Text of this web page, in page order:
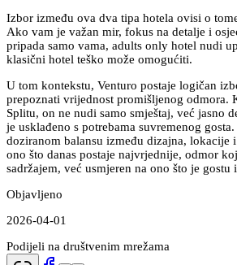
Izbor između ova dva tipa hotela ovisi o
Ako vam je važan mir, fokus na detalje i
pripada samo vama, adults only hotel nudi
klasični hotel teško može omogućiti.
U tom kontekstu, Venturo postaje logičan
prepoznati vrijednost promišljenog odmora.
Splitu, on ne nudi samo smještaj, već jasno
je usklađeno s potrebama suvremenog
doziranom balansu između dizajna, lokacije
ono što danas postaje najvrjednije, odmor
sadržajem, već usmjeren na ono što je gostu
Objavljeno
2026-04-01
Podijeli na društvenim mrežama